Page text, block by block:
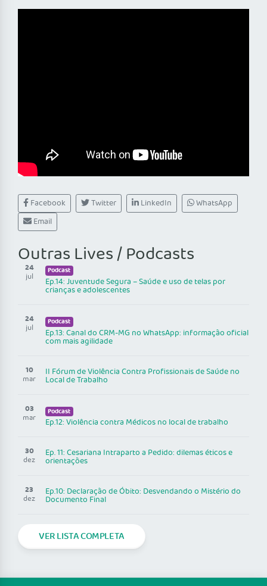
Facebook Twitter LinkedIn
WhatsApp
Email
Outras Lives / Podcasts
24
jul
Podcast
Ep.14: Juventude Segura – Saúde e uso de telas por
crianças e adolescentes
24
jul
Podcast
Ep.13: Canal do CRM-MG no WhatsApp: informação oficial
com mais agilidade
10
mar
II Fórum de Violência Contra Profissionais de Saúde no
Local de Trabalho
03
mar
Podcast
Ep.12: Violência contra Médicos no local de trabalho
30
dez
Ep. 11: Cesariana Intraparto a Pedido: dilemas éticos e
orientações
23
dez
Ep.10: Declaração de Óbito: Desvendando o Mistério do
Documento Final
VER LISTA COMPLETA